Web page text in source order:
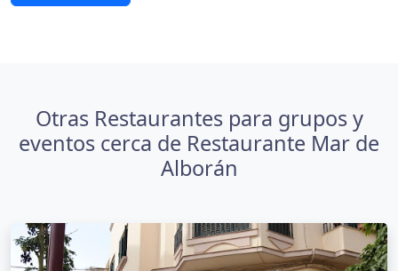
Otras Restaurantes para grupos y
eventos cerca de Restaurante Mar de
Alborán